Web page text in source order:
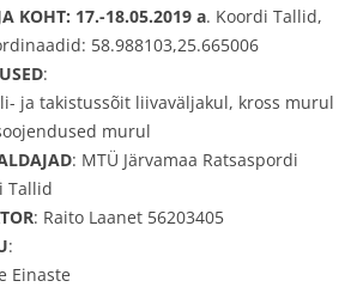
KOHT: 17.-18.05.2019 a. Koordi Tallid,
58.988103,25.665006
:
ja takistussõit liivaväljakul, kross murul
murul
: MTÜ Järvamaa Ratsaspordi
Tallid
: Raito Laanet 56203405
:
Einaste